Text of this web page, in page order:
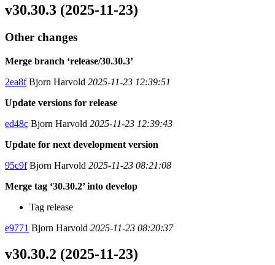
v30.30.3 (2025-11-23)
Other changes
Merge branch ‘release/30.30.3’
2ea8fBjorn Harvold 2025-11-23 12:39:51
Update versions for release
ed48c Bjorn Harvold 2025-11-23 12:39:43
Update for next development version
95c9fBjorn Harvold 2025-11-23 08:21:08
Merge tag ‘30.30.2’ into develop
Tag release
e9771 Bjorn Harvold 2025-11-23 08:20:37
v30.30.2 (2025-11-23)